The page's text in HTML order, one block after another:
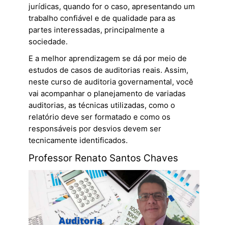
jurídicas, quando for o caso, apresentando um
trabalho confiável e de qualidade para as
partes interessadas, principalmente a
sociedade.
E a melhor aprendizagem se dá por meio de
estudos de casos de auditorias reais. Assim,
neste curso de auditoria governamental, você
vai acompanhar o planejamento de variadas
auditorias, as técnicas utilizadas, como o
relatório deve ser formatado e como os
responsáveis por desvios devem ser
tecnicamente identificados.
Professor Renato Santos Chaves